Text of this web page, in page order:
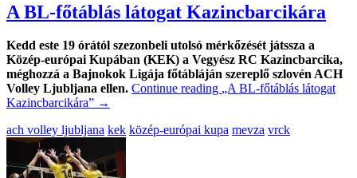
A BL-főtáblás látogat Kazincbarcikára
Kedd este 19 órától szezonbeli utolsó mérkőzését játssza a
Közép-európai Kupában (KEK) a Vegyész RC Kazincbarcika,
méghozzá a Bajnokok Ligája főtábláján szereplő szlovén ACH
Volley Ljubljana ellen. Continue reading „A BL-főtáblás látogat
Kazincbarcikára” →
ach volley ljubljana kek közép-európai kupa mevza vrck